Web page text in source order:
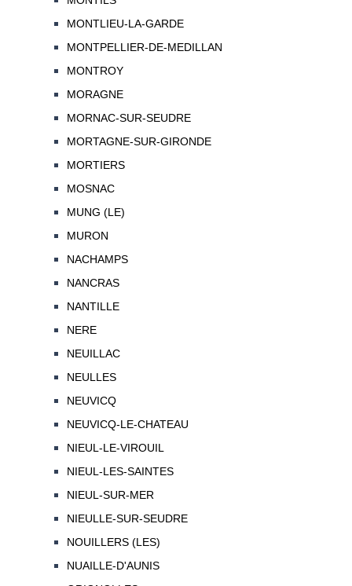
MONTLIEU-LA-GARDE
MONTPELLIER-DE-MEDILLAN
MONTROY
MORAGNE
MORNAC-SUR-SEUDRE
MORTAGNE-SUR-GIRONDE
MORTIERS
MOSNAC
MUNG (LE)
MURON
NACHAMPS
NANCRAS
NANTILLE
NERE
NEUILLAC
NEULLES
NEUVICQ
NEUVICQ-LE-CHATEAU
NIEUL-LE-VIROUIL
NIEUL-LES-SAINTES
NIEUL-SUR-MER
NIEULLE-SUR-SEUDRE
NOUILLERS (LES)
NUAILLE-D'AUNIS